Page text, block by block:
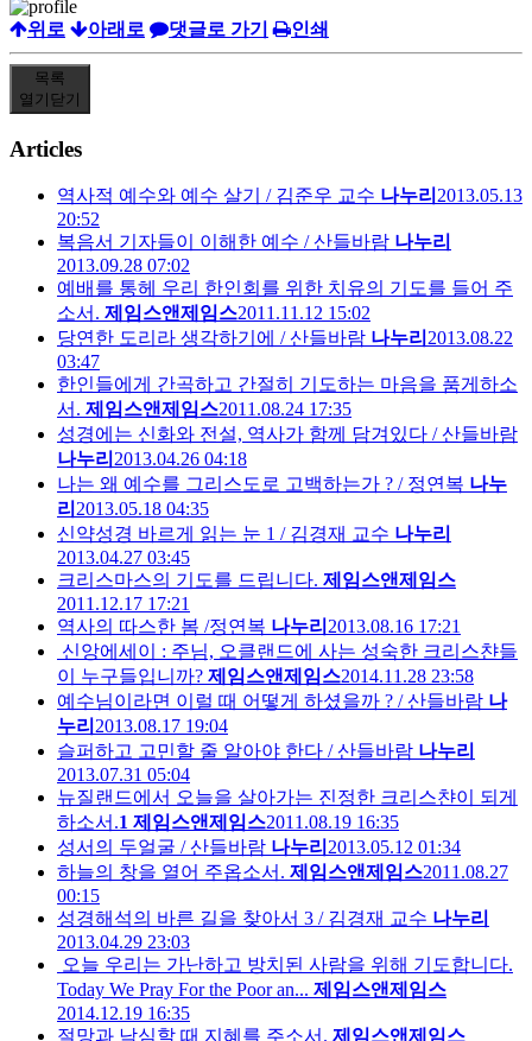
위로 아래로 댓글로 가기 인쇄
목록
열기 닫기
Articles
역사적 예수와 예수 살기 / 김준우 교수 나누리 2013.05.13
20:52
복음서 기자들이 이해한 예수 / 산들바람 나누리
2013.09.28 07:02
예배를 통헤 우리 한인회를 위한 치유의 기도를 들어 주
소서. 제임스앤제임스2011.11.12 15:02
당연한 도리라 생각하기에 / 산들바람 나누리 2013.08.22
03:47
한인들에게 간곡하고 간절히 기도하는 마음을 품게하소
서. 제임스앤제임스2011.08.24 17:35
성경에는 신화와 전설, 역사가 함께 담겨있다 / 산들바람
나누리 2013.04.26 04:18
나는 왜 예수를 그리스도로 고백하는가 ? / 정연복 나누
리 2013.05.18 04:35
신약성경 바르게 읽는 눈 1 / 김경재 교수 나누리
2013.04.27 03:45
크리스마스의 기도를 드립니다. 제임스앤제임스
2011.12.17 17:21
역사의 따스한 봄 /정연복 나누리 2013.08.16 17:21
신앙에세이 : 주님, 오클랜드에 사는 성숙한 크리스챤들
이 누구들입니까? 제임스앤제임스2014.11.28 23:58
예수님이라면 이럴 때 어떻게 하셨을까 ? / 산들바람 나
누리 2013.08.17 19:04
슬퍼하고 고민할 줄 알아야 한다 / 산들바람 나누리
2013.07.31 05:04
뉴질랜드에서 오늘을 살아가는 진정한 크리스챤이 되게
하소서.1 제임스앤제임스2011.08.19 16:35
성서의 두얼굴 / 산들바람 나누리 2013.05.12 01:34
하늘의 창을 열어 주옵소서. 제임스앤제임스2011.08.27
00:15
성경해석의 바른 길을 찾아서 3 / 김경재 교수 나누리
2013.04.29 23:03
오늘 우리는 가난하고 방치된 사람을 위해 기도합니다.
Today We Pray For the Poor an... 제임스앤제임스
2014.12.19 16:35
절망과 낙심할 때 지혜를 주소서. 제임스앤제임스